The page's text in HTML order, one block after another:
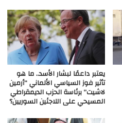
يعتبر داعمًا لبشار الأسد.. ما هو
تأثير فوز السياسي الألماني “أرمين
لاشيت” برئاسة الحزب الديمقراطي
المسيحي على اللاجئين السوريين؟